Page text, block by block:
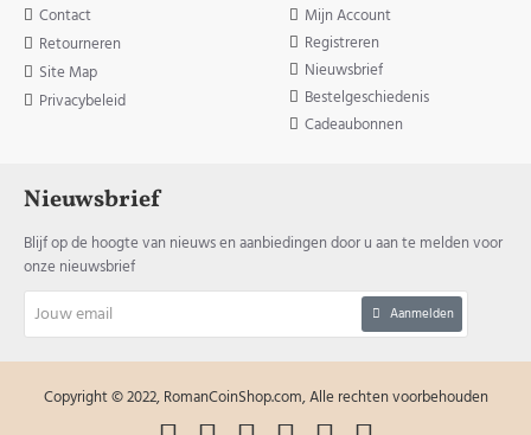
Contact
Retourneren
Site Map
Privacybeleid
Mijn Account
Registreren
Nieuwsbrief
Bestelgeschiedenis
Cadeaubonnen
Nieuwsbrief
Blijf op de hoogte van nieuws en aanbiedingen door u aan te melden voor
onze nieuwsbrief
email
Aanmelden
Copyright © 2022, RomanCoinShop.com, Alle rechten voorbehouden